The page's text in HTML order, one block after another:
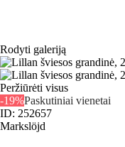
Rodyti galeriją
Peržiūrėti visus
-19%Paskutiniai vienetai
ID: 252657
Markslöjd